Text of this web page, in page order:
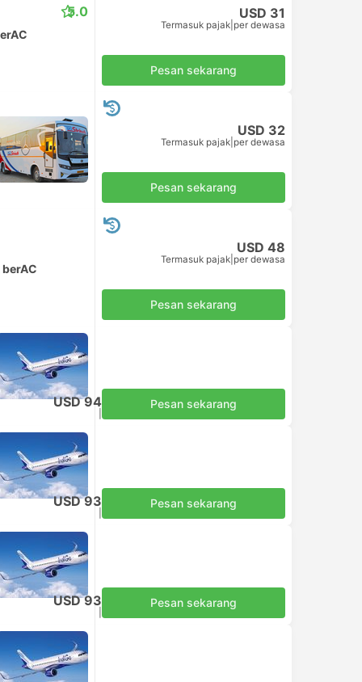
5.0 USD 31
Termasuk pajak per dewasa
Pesan sekarang
USD 32
Termasuk pajak per dewasa
Pesan sekarang
USD 48
Termasuk pajak per dewasa
Pesan sekarang
USD 94 Pesan sekarang
USD 93 Pesan sekarang
USD 93 Pesan sekarang